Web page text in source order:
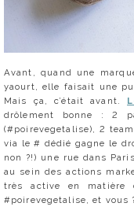
Avant, quand une
yaourt, elle faisait une
Mais ça, c’était avant.
drôlement bonne : 2
(#poirevegetalise), 2
via le # dédié gagne le
non ?!) une rue dans
au sein des actions
très active en matière
#poirevegetalise, et vous